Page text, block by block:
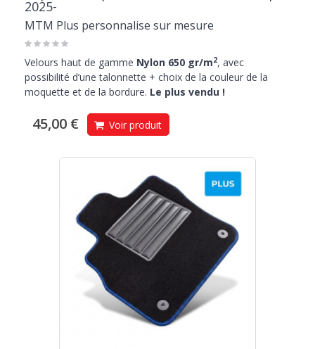
2025-
MTM Plus personnalise sur mesure
Velours haut de gamme Nylon 650 gr/m2, avec
possibilité d’une talonnette + choix de la couleur de la
moquette et de la bordure. Le plus vendu !
45,00 € Voir produit